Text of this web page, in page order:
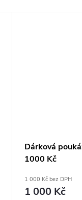
Dárková
1000 Kč
1 000 Kč bez DPH
1 000 Kč